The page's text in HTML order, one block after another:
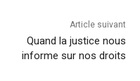
Article suivant
Quand la justice nous
informe sur nos droits